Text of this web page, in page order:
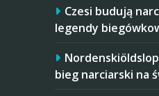
Czesi budują
legendy
bieg narciarski na